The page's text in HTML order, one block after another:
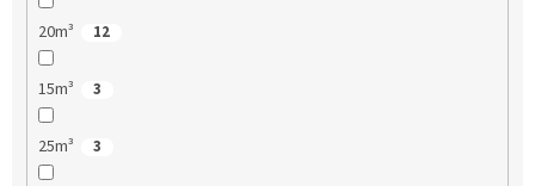
20m³ 12
15m³ 3
25m³ 3